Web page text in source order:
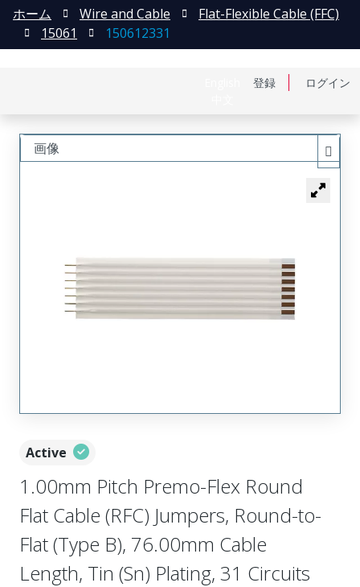
登録 ログイン
ホーム Wire and Cable
Flat-Flexible Cable (FFC)
15061
150612331
Active
1.00mm Pitch Premo-Flex Round
Flat Cable (RFC) Jumpers, Round-to-
Flat (Type B), 76.00mm Cable
Length, Tin (Sn) Plating, 31 Circuits
画像